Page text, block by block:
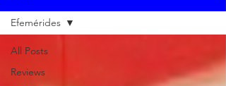
All Posts
Reviews
Efemérides